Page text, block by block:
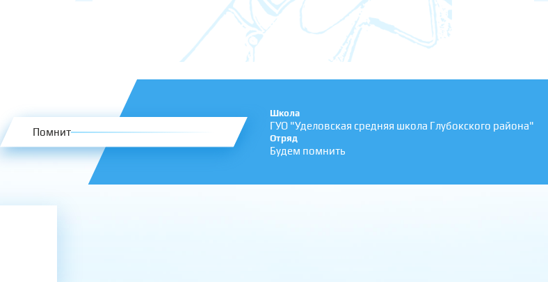
Помнит
Школа
ГУО "Уделовская средняя школа Глубокского района"
Отряд
Будем помнить